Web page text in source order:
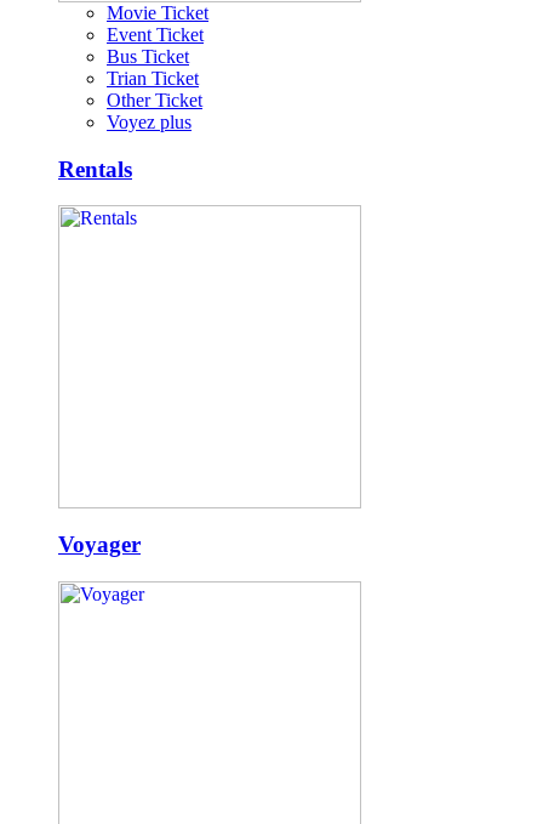
Movie Ticket
Event Ticket
Bus Ticket
Trian Ticket
Other Ticket
Voyez plus
Rentals
Voyager